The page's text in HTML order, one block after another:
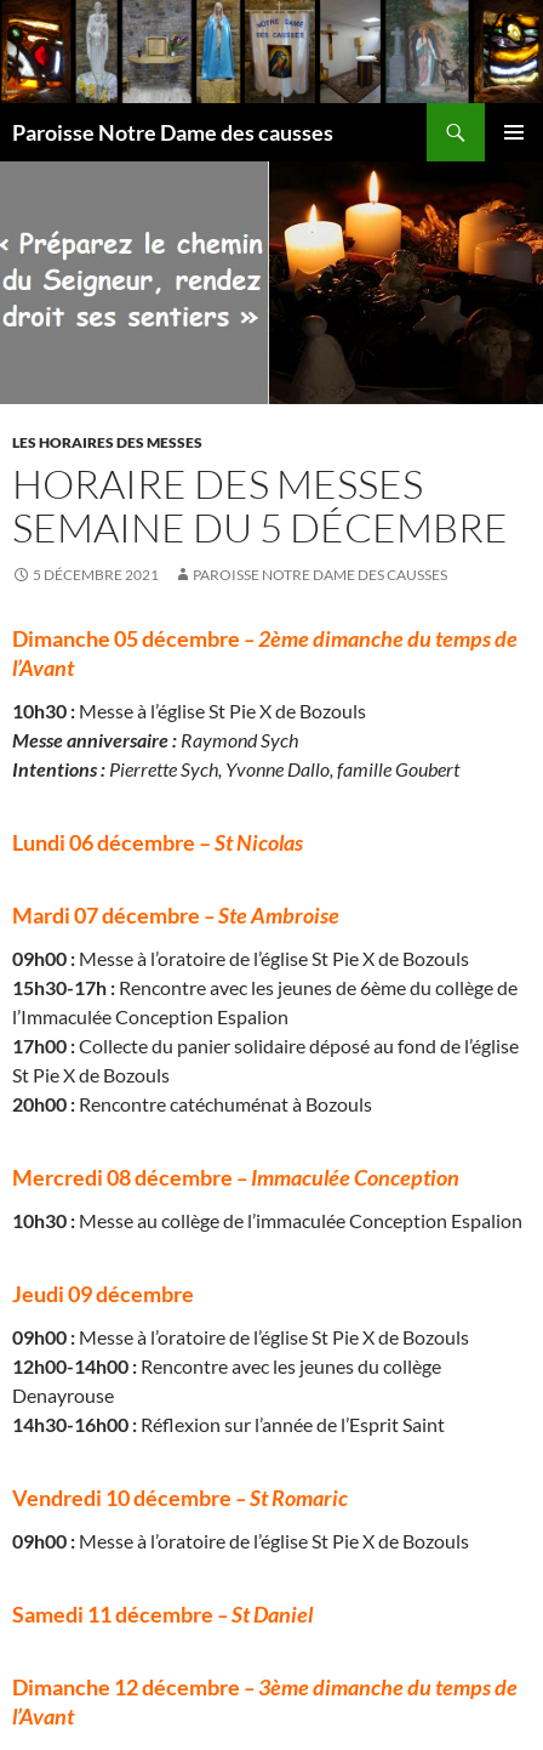
Aller
au
contenu
Paroisse Notre Dame des causses
LES HORAIRES DES MESSES
HORAIRE DES MESSES
SEMAINE DU 5 DÉCEMBRE
5 DÉCEMBRE 2021 PAROISSE NOTRE DAME DES CAUSSES
Dimanche 05 décembre –2ème dimanche du temps de
l’Avant
10h30 : Messe à l’église St Pie X de Bozouls
Messe anniversaire : Raymond Sych
Intentions : Pierrette Sych, Yvonne Dallo, famille Goubert
Lundi 06 décembre –St Nicolas
Mardi 07 décembre – Ste Ambroise
09h00 : Messe à l’oratoire de l’église St Pie X de Bozouls
15h30-17h : Rencontre avec les jeunes de 6ème du collège de
l’Immaculée Conception Espalion
17h00 :Collecte du panier solidaire déposé au fond de l’église
St Pie X de Bozouls
20h00 : Rencontre catéchuménat à Bozouls
Mercredi 08 décembre – Immaculée Conception
10h30 : Messe au collège de l’immaculée Conception Espalion
Jeudi 09 décembre
09h00 : Messe à l’oratoire de l’église St Pie X de Bozouls
12h00-14h00 : Rencontre avec les jeunes du collège
Denayrouse
14h30-16h00 : Réflexion sur l’année de l’Esprit Saint
Vendredi 10 décembre – St Romaric
09h00 : Messe à l’oratoire de l’église St Pie X de Bozouls
Samedi 11 décembre – St Daniel
Dimanche 12 décembre –3ème dimanche du temps de
l’Avant